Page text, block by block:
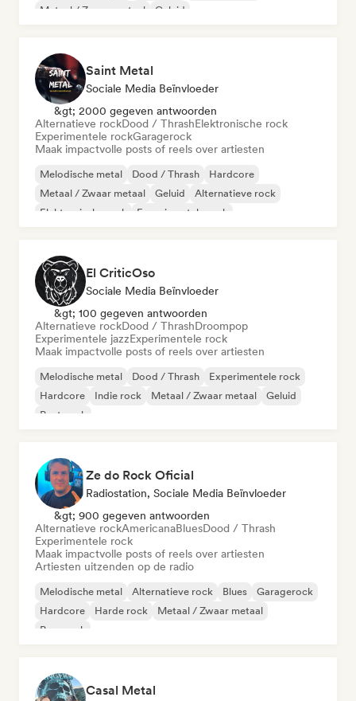
Metaal / Zwaar metaal
Geluid
Saint Metal
Sociale Media Beïnvloeder
&gt; 2000 gegeven antwoorden
Alternatieve rockDood / ThrashElektronische rock
Experimentele rockGaragerock
Maak impactvolle posts of reels over artiesten
Melodische metal Dood / Thrash
Hardcore
Metaal / Zwaar metaal
Geluid
Alternatieve rock
Elektronische rock
Experimentele rock
El CriticOso
Sociale Media Beïnvloeder
&gt; 100 gegeven antwoorden
Alternatieve rockDood / ThrashDroompop
Experimentele jazzExperimentele rock
Maak impactvolle posts of reels over artiesten
Melodische metal Dood / Thrash
Experimentele rock
Hardcore
Indie rock Metaal / Zwaar metaal
Geluid
Post punk
Ze do Rock Oficial
Radiostation, Sociale Media Beïnvloeder
&gt; 900 gegeven antwoorden
Alternatieve rockAmericanaBluesDood / Thrash
Experimentele rock
Maak impactvolle posts of reels over artiesten
Artiesten uitzenden op de radio
Melodische metal Alternatieve rock Blues
Garagerock
Hardcore
Harde rock
Metaal / Zwaar metaal
Pop-punk
Casal Metal